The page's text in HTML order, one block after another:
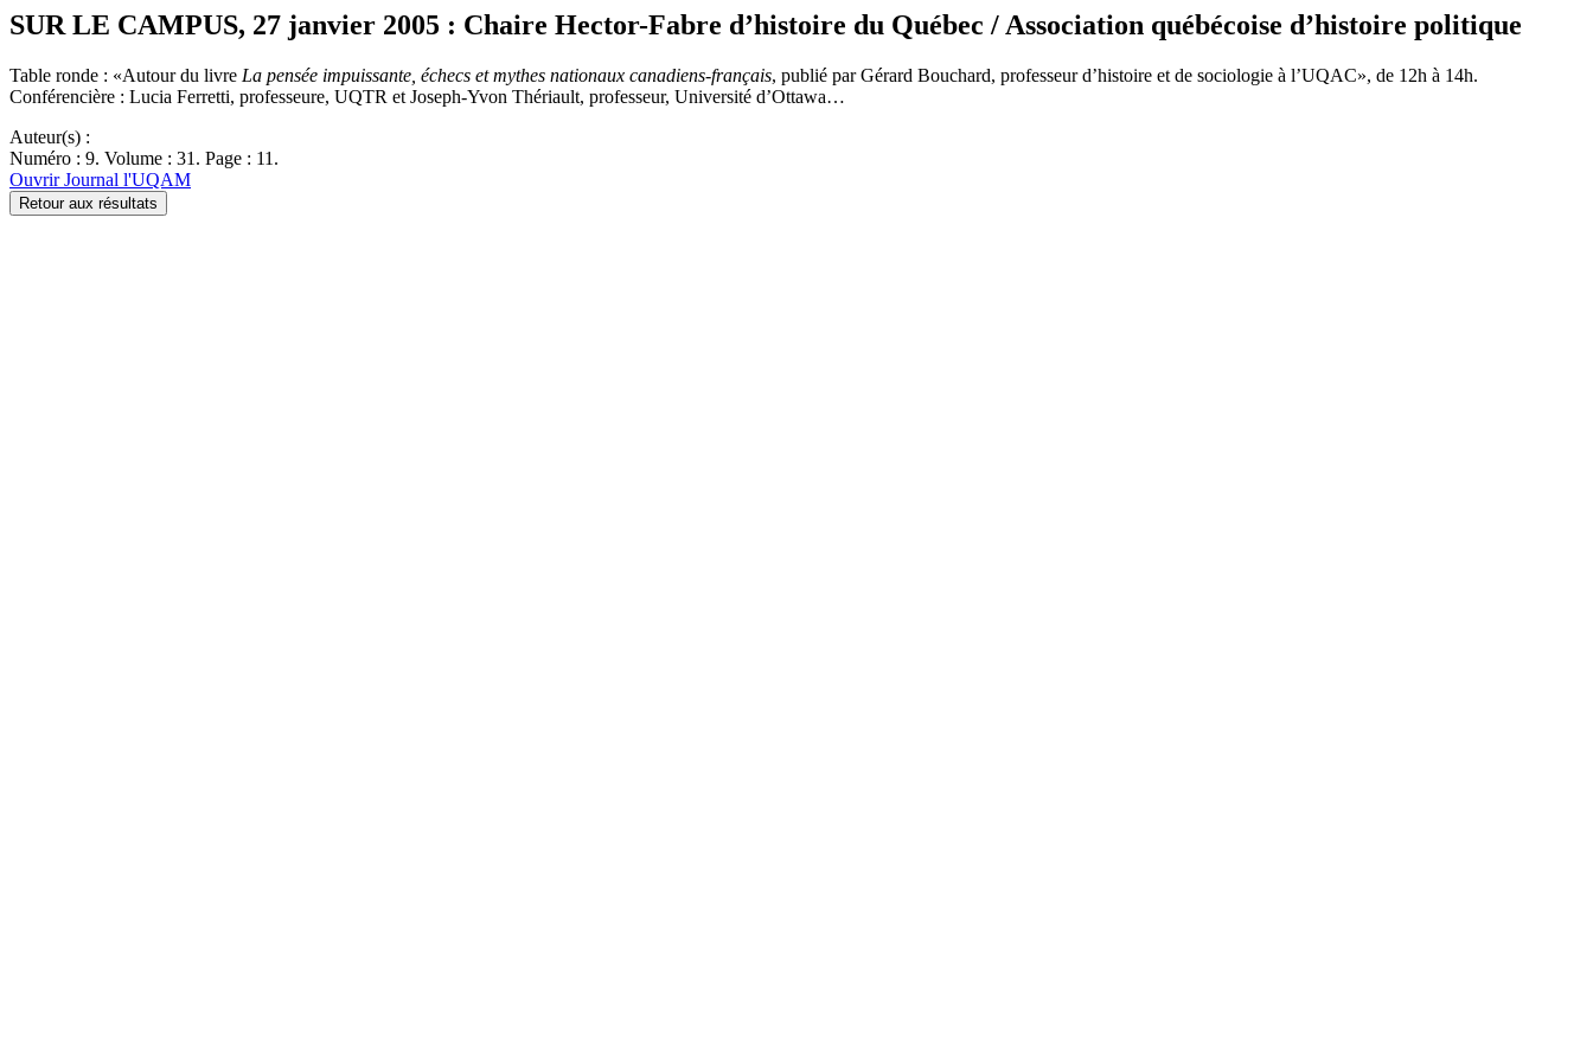
SUR LE CAMPUS, 27 janvier 2005 : Chaire Hector-Fabre d’histoire du Québec / Association québécoise d’histoire politique
Table ronde : «Autour du livre La pensée impuissante, échecs et mythes nationaux canadiens-français, publié par Gérard Bouchard, professeur d’histoire et de sociologie à l’UQAC», de 12h à 14h.
Conférencière : Lucia Ferretti, professeure, UQTR et Joseph-Yvon Thériault, professeur, Université d’Ottawa…
Auteur(s) :
Numéro : 9. Volume : 31. Page : 11.
Ouvrir Journal l'UQAM
Retour aux résultats